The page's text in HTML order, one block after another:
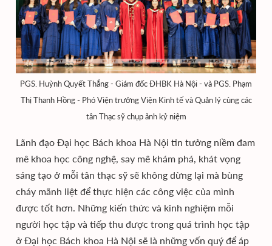
PGS. Huỳnh Quyết Thắng - Giám đốc ĐHBK Hà Nội - và PGS. Phạm
Thị Thanh Hồng - Phó Viện trưởng Viện Kinh tế và Quản lý cùng các
tân Thạc sỹ chụp ảnh kỷ niệm
Lãnh đạo Đại học Bách khoa Hà Nội tin tưởng niềm đam
mê khoa học công nghệ, say mê khám phá, khát vọng
sáng tạo ở mỗi tân thạc sỹ sẽ không dừng lại mà bùng
cháy mãnh liệt để thực hiện các công việc của mình
được tốt hơn. Những kiến thức và kinh nghiệm mỗi
người học tập và tiếp thu được trong quá trình học tập
ở Đại học Bách khoa Hà Nội sẽ là những vốn quý để áp